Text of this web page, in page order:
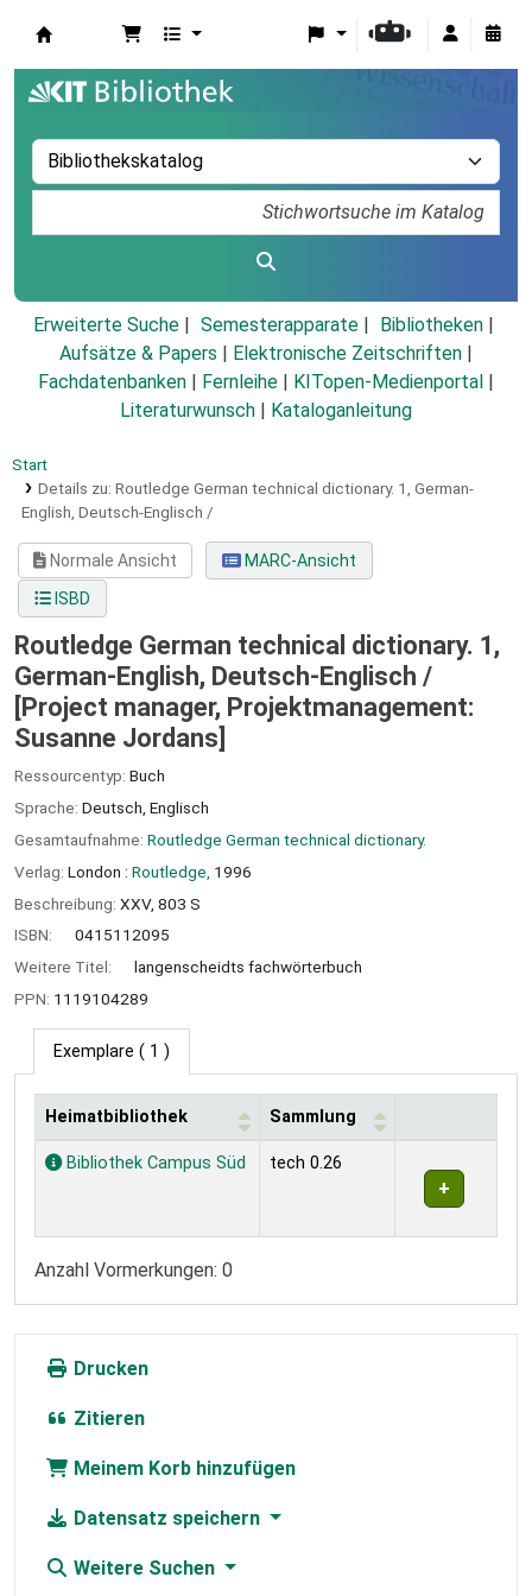
Erweiterte Suche Semesterapparate
Bibliotheken
Aufsätze & Papers
Elektronische Zeitschriften
Fachdatenbanken
Fernleihe KITopen-Medienportal
Literaturwunsch
Kataloganleitung
Start
Details zu: Routledge German technical dictionary. 1, German-
English, Deutsch-Englisch /
Normale Ansicht
MARC-Ansicht
ISBD
Routledge German technical dictionary. 1,
German-English, Deutsch-Englisch /
[Project manager, Projektmanagement:
Susanne Jordans]
Ressourcentyp: Buch
Sprache: Deutsch Englisch
Gesamtaufnahme: Routledge German technical dictionary.
Verlag: London : Routledge, 1996
Beschreibung: XXV, 803 S
ISBN:
0415112095
Weitere Titel:
langenscheidts fachwörterbuch
PPN: 1119104289
Exemplare ( 1 )
Exemplare
Heimatbibliothek Sammlung
Bibliothek Campus Süd tech 0.26
Anzahl Vormerkungen: 0
Drucken
Zitieren
Meinem Korb hinzufügen
Datensatz speichern
Weitere Suchen